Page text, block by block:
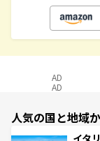
AD
AD
人気の国と地域
イタ